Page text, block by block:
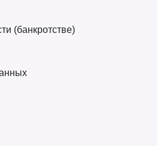
(банкротстве)